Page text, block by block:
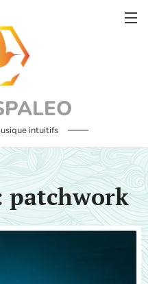
intuitifs
patchwork